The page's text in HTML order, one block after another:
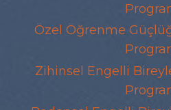
Özel Öğrenme
Zihinsel Engelli